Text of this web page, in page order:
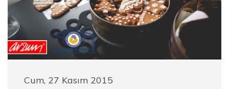
Cum, 27 Kasım 2015